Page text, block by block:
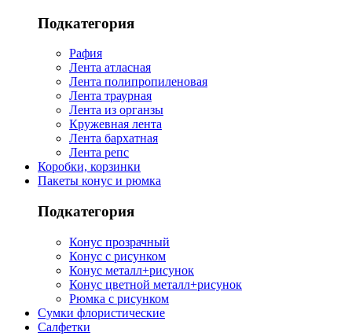
Подкатегория
Рафия
Лента атласная
Лента полипропиленовая
Лента траурная
Лента из органзы
Кружевная лента
Лента бархатная
Лента репс
Коробки, корзинки
Пакеты конус и рюмка
Подкатегория
Конус прозрачный
Конус с рисунком
Конус металл+рисунок
Конус цветной металл+рисунок
Рюмка с рисунком
Сумки флористические
Салфетки